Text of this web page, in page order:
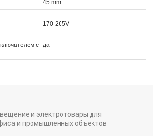
45 mm
170-265V
с да
и электротовары для
и промышленных объектов